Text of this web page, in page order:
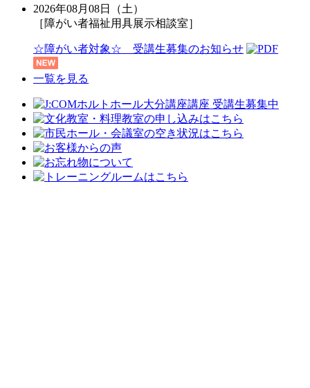
2026年08月08日（土）
［障がい者福祉用具展示相談室］
☆障がい者対象☆ 受講生募集のお知らせ
一覧を見る